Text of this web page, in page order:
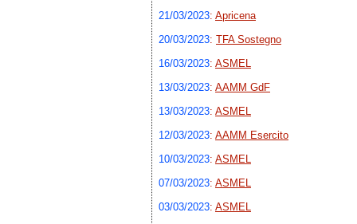
21/03/2023: Apricena
20/03/2023: TFA Sostegno
16/03/2023: ASMEL
13/03/2023: AAMM GdF
13/03/2023: ASMEL
12/03/2023: AAMM Esercito
10/03/2023: ASMEL
07/03/2023: ASMEL
03/03/2023: ASMEL